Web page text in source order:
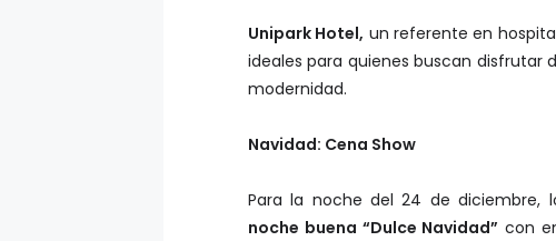
Unipark Hotel, un referente en
ideales para quienes buscan
modernidad.
Navidad: Cena Show
Para la noche del 24 de diciembre,
noche buena “Dulce Navidad” con